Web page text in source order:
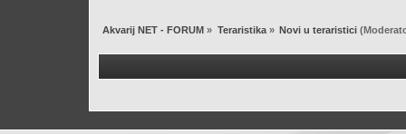
Akvarij NET - FORUM » Teraristika» Novi u teraristici